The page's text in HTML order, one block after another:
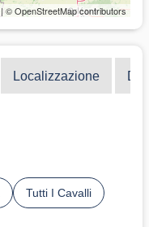
| © OpenStreetMap contributors
Localizzazione
Tutti I Cavalli